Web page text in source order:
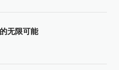
无限可能